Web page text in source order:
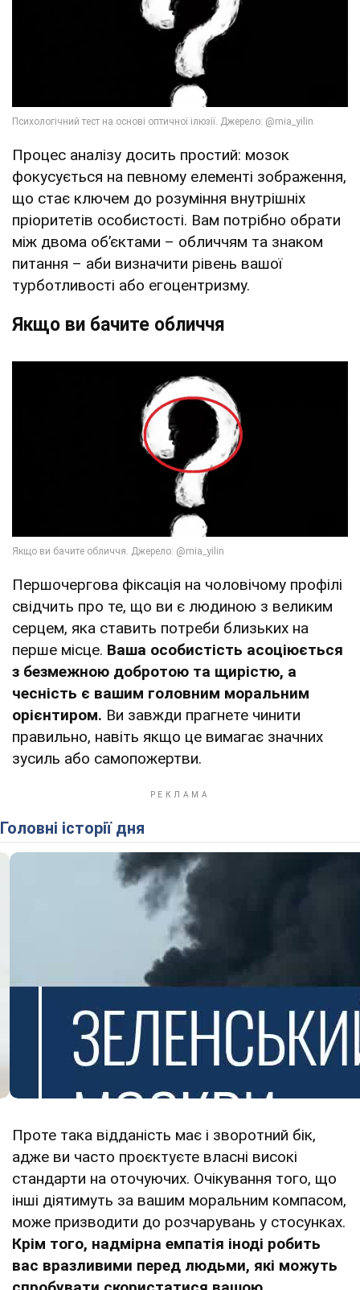
Процес аналізу досить простий: мозок
фокусується на певному елементі зображення,
що стає ключем до розуміння внутрішніх
пріоритетів особистості. Вам потрібно обрати
між двома об’єктами – обличчям та знаком
питання – аби визначити рівень вашої
турботливості або егоцентризму.
Якщо ви бачите обличчя
Першочергова фіксація на чоловічому профілі
свідчить про те, що ви є людиною з великим
серцем, яка ставить потреби близьких на
перше місце. Ваша особистість асоціюється
з безмежною добротою та щирістю, а
чесність є вашим головним моральним
орієнтиром. Ви завжди прагнете чинити
правильно, навіть якщо це вимагає значних
зусиль або самопожертви.
Головні історії дня
Проте така відданість має і зворотний бік,
адже ви часто проєктуєте власні високі
стандарти на оточуючих. Очікування того, що
інші діятимуть за вашим моральним компасом,
може призводити до розчарувань у стосунках.
Крім того, надмірна емпатія іноді робить
вас вразливими перед людьми, які можуть